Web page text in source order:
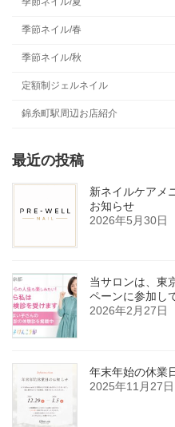
季節ネイル/春
季節ネイル/秋
定額制ジェルネイル
錦糸町駅周辺お店紹介
最近の投稿
新ネイルケアメ
お知らせ
2026年5月30日
当サロンは、東
ペーンに参加し
2026年2月27日
年末年始の休業
2025年11月27日